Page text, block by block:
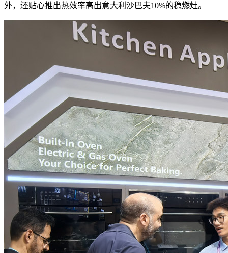
外，还贴心推出热效率高出意大利沙巴夫10%的稳燃灶。